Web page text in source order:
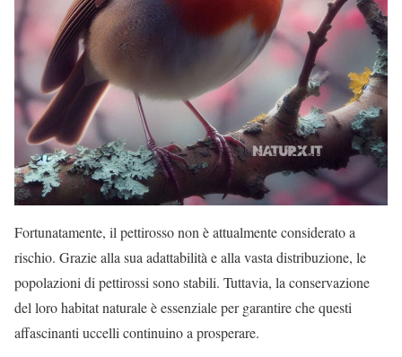
Fortunatamente, il pettirosso non è attualmente considerato a
rischio. Grazie alla sua adattabilità e alla vasta distribuzione, le
popolazioni di pettirossi sono stabili. Tuttavia, la conservazione
del loro habitat naturale è essenziale per garantire che questi
affascinanti uccelli continuino a prosperare.